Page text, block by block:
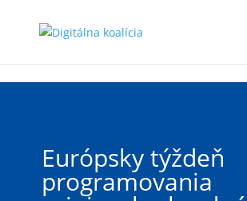
Európsky týždeň
programovania